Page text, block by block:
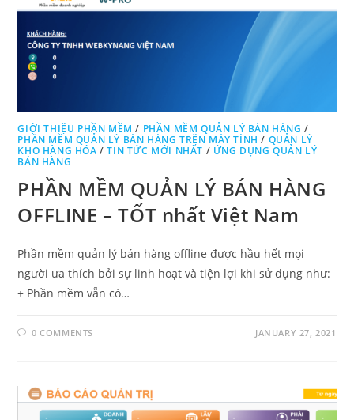
GIỚI THIỆU PHẦN MỀM / PHẦN MỀM QUẢN LÝ BÁN HÀNG /
PHẦN MỀM QUẢN LÝ BÁN HÀNG TRÊN MÁY TÍNH / QUẢN LÝ
KHO HÀNG HÓA /TIN TỨC MỚI NHẤT / ỨNG DỤNG QUẢN LÝ
BÁN HÀNG
PHẦN MỀM QUẢN LÝ BÁN HÀNG
OFFLINE – TỐT nhất Việt Nam
Phần mềm quản lý bán hàng offline được hầu hết mọi
người ưa thích bởi sự linh hoạt và tiện lợi khi sử dụng như:
+ Phần mềm vẫn có…
0 COMMENTS JANUARY 27, 2021